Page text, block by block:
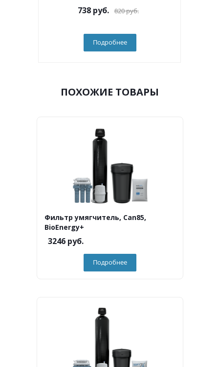
738руб. 820руб.
Подробнее
ПОХОЖИЕ ТОВАРЫ
Фильтр умягчитель, Can85,
BioEnergy+
3246 руб.
Подробнее